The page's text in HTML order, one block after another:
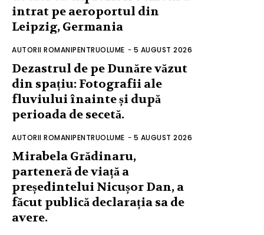
intrat pe aeroportul din
Leipzig, Germania
AUTORII ROMANIPENTRUOLUME - 5 AUGUST 2026
Dezastrul de pe Dunăre văzut
din spațiu: Fotografii ale
fluviului înainte și după
perioada de secetă.
AUTORII ROMANIPENTRUOLUME - 5 AUGUST 2026
Mirabela Grădinaru,
parteneră de viață a
președintelui Nicușor Dan, a
făcut publică declarația sa de
avere.